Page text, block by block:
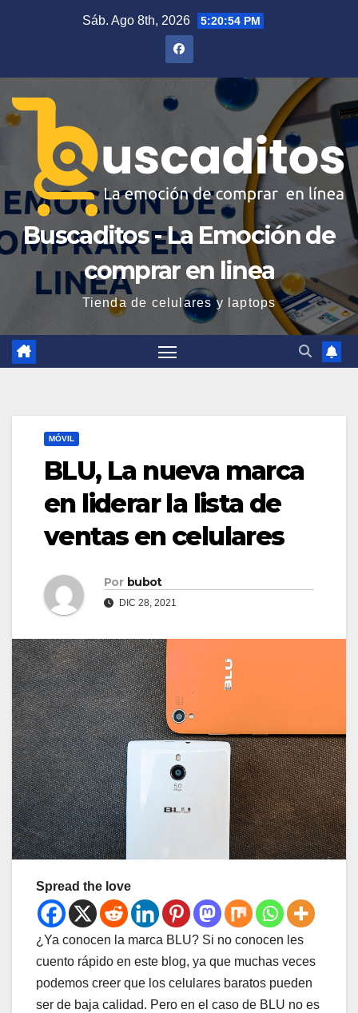
Sáb. Ago 8th, 2026 5:20:55 PM
Buscaditos - La Emoción de
comprar en linea
Tienda de celulares y laptops
MÓVIL
BLU, La nueva marca
en liderar la lista de
ventas en celulares
Por bubot
DIC 28, 2021
Spread the love
¿Ya conocen la marca BLU? Si no conocen les
cuento rápido en este blog, ya que muchas veces
podemos creer que los celulares baratos pueden
ser de baja calidad. Pero en el caso de BLU no es